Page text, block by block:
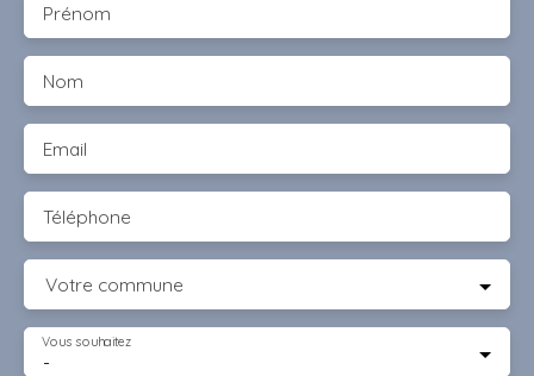
Prénom
Nom
Email
Téléphone
Votre commune
-
Vous souhaitez